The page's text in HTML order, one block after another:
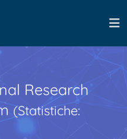
Research
(Statistiche: